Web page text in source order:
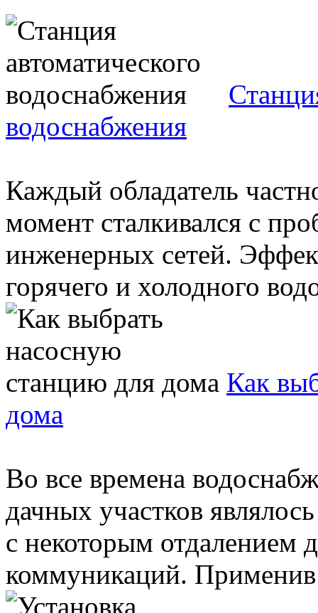
водоснабжения
Каждый обладатель
момент сталкивался с
инженерных сетей.
горячего и холодного
Как
дома
Во все времена
дачных участков
с некоторым отдалением
коммуникаций. Применив